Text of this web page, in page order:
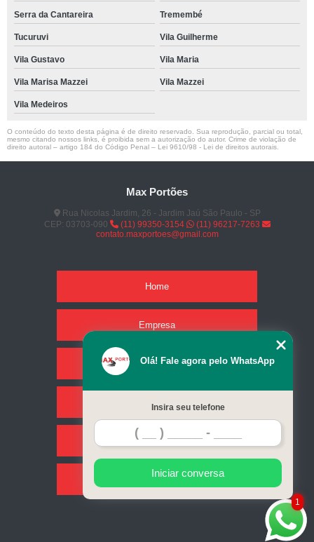
Serra da Cantareira Tremembé
Tucuruvi Vila Guilherme
Vila Gustavo Vila Maria
Vila Marisa Mazzei Vila Mazzei
Vila Medeiros
O conteúdo do texto desta página é de direito reservado. Sua reprodução, parcial ou total,
mesmo citando nossos links, é proibida sem a autorização do autor. Crime de violação de
direito autoral – artigo 184 do Código Penal – Lei 9610/98 - Lei de direitos autorais
Max Portões
Rua Nicolas Jardim, 26 - Jardim Jaú São Paulo - SP
CEP: 03703-090
(11) 99350-3154
(11) 96217-7263
contato.maxportoes@gmail.com
Home
Empresa
Missão
Serviços
Contato
Mapa do site
1
Olá! Fale agora pelo WhatsApp
Insira seu telefone
Iniciar conversa